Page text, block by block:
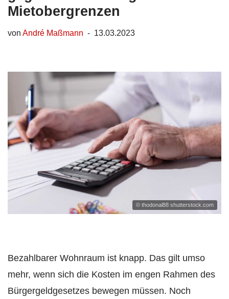
Mietobergrenzen
von André Maßmann 13.03.2023
© thodonal88 shutterstock.com
Bezahlbarer Wohnraum ist knapp. Das gilt umso
mehr, wenn sich die Kosten im engen Rahmen des
Bürgergeldgesetzes bewegen müssen. Noch